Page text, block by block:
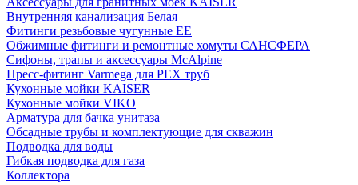
Внутренняя канализация Белая
Фитинги резьбовые чугунные EE
Обжимные фитинги и ремонтные хомуты САНСФЕРА
Сифоны, трапы и аксессуары McAlpine
Пресс-фитинг Varmega для PEX труб
Кухонные мойки KAISER
Кухонные мойки VIKO
Арматура для бачка унитаза
Обсадные трубы и комплектующие для скважин
Подводка для воды
Гибкая подводка для газа
Коллектора